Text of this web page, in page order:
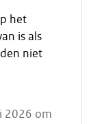
het
is als
niet
2026 om